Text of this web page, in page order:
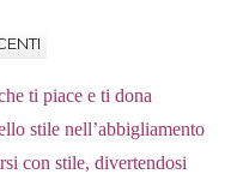
ti piace e ti dona
stile nell’abbigliamento
con stile, divertendosi